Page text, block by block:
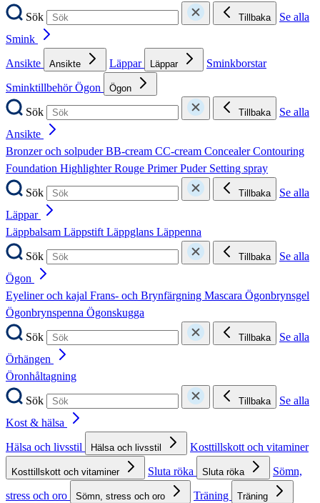
Sök
Tillbaka
Se alla
Smink
Ansikte
Ansikte Läppar Läppar
Sminkborstar
SminktillbehörÖgon Ögon
Sök Tillbaka
Se alla
Ansikte
Bronzer och solpuderBB-cream CC-cream ConcealerContouring
Foundation HighlighterRouge PrimerPuder Setting spray
Sök
Tillbaka
Se alla
Läppar
Läppbalsam LäppstiftLäppglans Läppenna
Sök
Tillbaka
Se alla
Ögon
Eyeliner och kajal Frans- och Brynfärgning Mascara Ögonbrynsgel
Ögonbrynspenna Ögonskugga
Sök
Tillbaka
Se alla
Örhängen
Öronhåltagning
Sök
Tillbaka
Se alla
Kost & hälsa
Hälsa och livsstil
Hälsa och livsstil Kosttillskott och vitaminer
Kosttillskott och vitaminer Sluta röka Sluta röka
Sömn,
stress och oro
Sömn, stress och oro Träning Träning